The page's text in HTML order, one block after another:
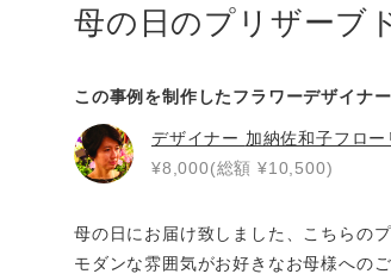
母の日のプリザーブ
この事例を制作したフラワーデザイナー
デザイナー 加納佐和子フロー
¥8,000(総額 ¥10,500)
母の日にお届け致しました、こちらの
モダンな雰囲気がお好きなお母様への